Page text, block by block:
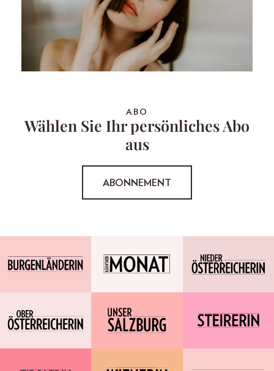
ABO
Wählen Sie Ihr persönliches Abo
aus
ABONNEMENT